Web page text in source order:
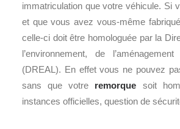
immatriculation que votre véhicule. Si
et que vous avez vous-même
celle-ci doit être homologuée par la
l’environnement, de
(DREAL). En effet vous ne pouvez
sans que votre remorque soit
instances officielles, question de